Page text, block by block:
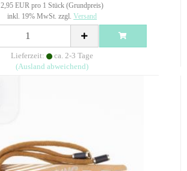
2,95 EUR pro 1 Stück (Grundpreis)
inkl. 19% MwSt. zzgl. Versand
Lieferzeit:
ca. 2-3 Tage
(Ausland abweichend)